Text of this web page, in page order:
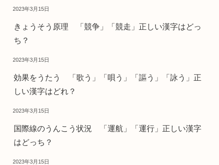
2023年3月15日
きょうそう原理 「競争」「競走」正しい漢字はどっ
ち？
2023年3月15日
効果をうたう 「歌う」「唄う」「謳う」「詠う」正
しい漢字はどれ？
2023年3月15日
国際線のうんこう状況 「運航」「運行」正しい漢字
はどっち？
2023年3月15日